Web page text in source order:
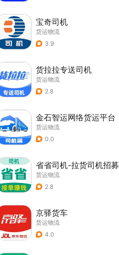
宝奇司机
货运物流
3.9
货拉拉专送司机
货运物流
2.8
金石智运网络货运平台
货运物流
0.0
省省司机-拉货司机招募
货运物流
2.8
京驿货车
货运物流
4.0